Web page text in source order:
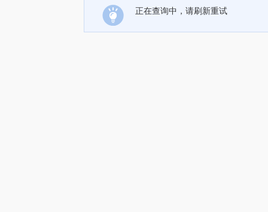
正在查询中，请刷新重试